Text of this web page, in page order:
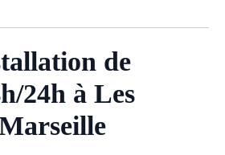
de
24h à Les